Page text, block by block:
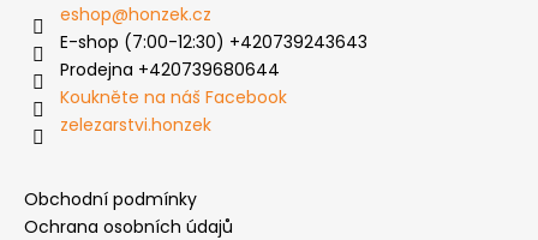
eshop@honzek.cz
E-shop (7:00-12:30) +420739243643
Prodejna +420739680644
Koukněte na náš Facebook
zelezarstvi.honzek
Obchodní podmínky
Ochrana osobních údajů